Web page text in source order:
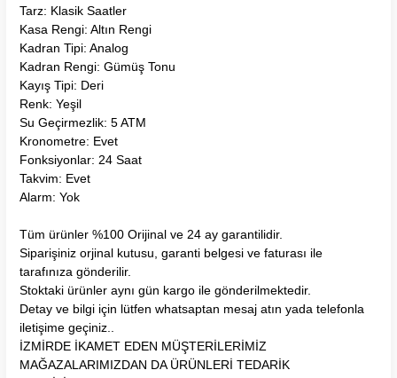
Tarz: Klasik Saatler
Kasa Rengi: Altın Rengi
Kadran Tipi: Analog
Kadran Rengi: Gümüş Tonu
Kayış Tipi: Deri
Renk: Yeşil
Su Geçirmezlik: 5 ATM
Kronometre: Evet
Fonksiyonlar: 24 Saat
Takvim: Evet
Alarm: Yok
Tüm ürünler %100 Orijinal ve 24 ay garantilidir.
Siparişiniz orjinal kutusu, garanti belgesi ve faturası ile
tarafınıza gönderilir.
Stoktaki ürünler aynı gün kargo ile gönderilmektedir.
Detay ve bilgi için lütfen whatsaptan mesaj atın yada telefonla
iletişime geçiniz..
İZMİRDE İKAMET EDEN MÜŞTERİLERİMİZ
MAĞAZALARIMIZDAN DA ÜRÜNLERİ TEDARİK